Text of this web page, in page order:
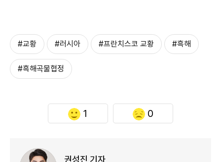
#교황 #러시아 #프란치스코 교황 #흑해
#흑해곡물협정
1 0
권성진 기자